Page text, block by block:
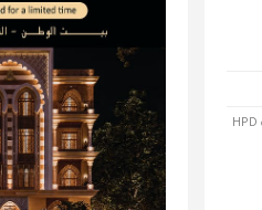
بالتعاون مع "الزامل السعودية": "HPD" تُحدث نقلة نوعية في القطاع العقاري المصري أعلنت شركة HPD